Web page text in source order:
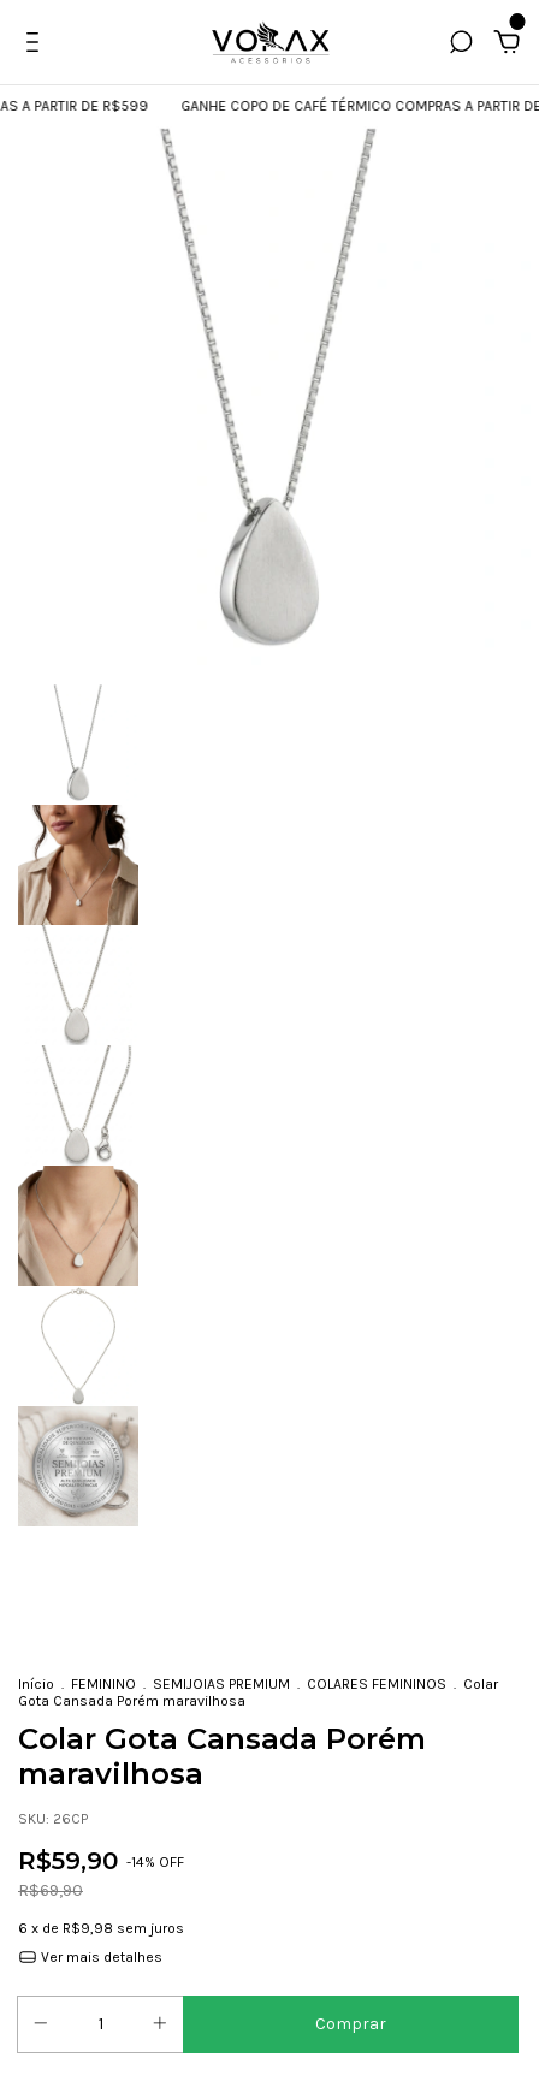
A PARTIR DE R$599 GANHE COPO DE CAFÉ TÉRMICO COMPRAS A PARTIR DE
Início . FEMININO . SEMIJOIAS PREMIUM . COLARES FEMININOS . Colar
Gota Cansada Porém maravilhosa
Colar Gota Cansada Porém
maravilhosa
SKU: 26CP
R$59,90 -14% OFF
R$69,90
6 x de R$9,98 sem juros
Ver mais detalhes